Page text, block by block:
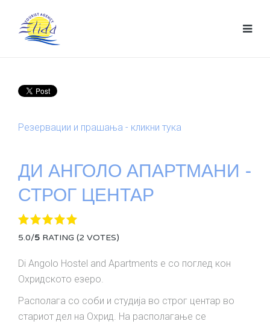
Резервации и прашања - кликни тука
ДИ АНГОЛО АПАРТМАНИ -
СТРОГ ЦЕНТАР
5.0/5 RATING (2 VOTES)
Di Angolo Hostel and Apartments е со поглед кон
Охридското езеро.
Располага со соби и студија во строг центар во
стариот дел на Охрид. На располагање се